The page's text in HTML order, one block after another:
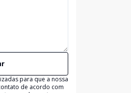
para que a nossa
de acordo com